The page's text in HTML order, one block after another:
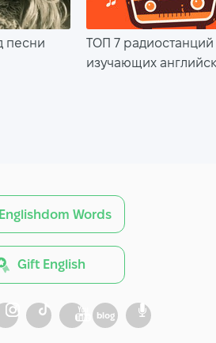
песни
TОП 7 радиостанций
изучающих
Englishdom Words
Gift English
blog